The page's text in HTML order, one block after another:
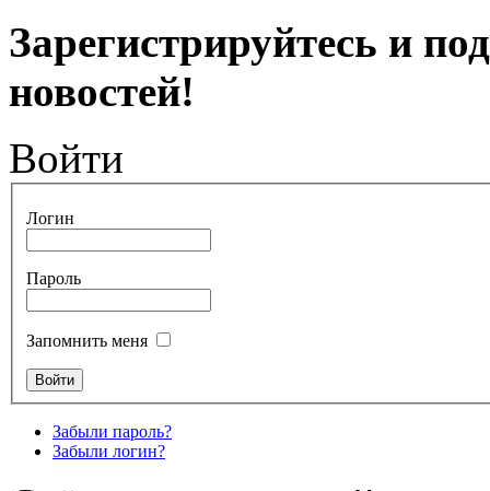
Зарегистрируйтесь и
новостей!
Войти
Логин
Пароль
Запомнить меня
Забыли пароль?
Забыли логин?